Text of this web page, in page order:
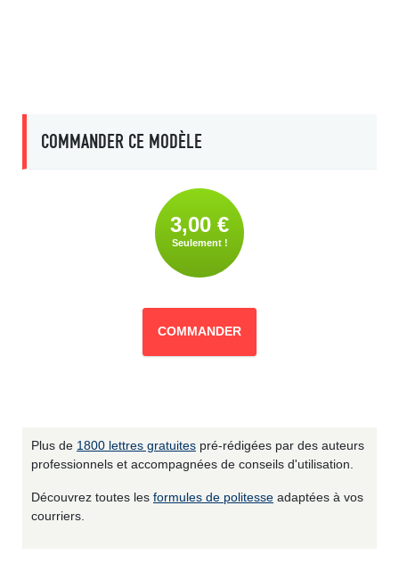
COMMANDER CE MODÈLE
3,00 €
Seulement !
COMMANDER
Plus de 1800 lettres gratuites pré-rédigées par des auteurs
professionnels et accompagnées de conseils d'utilisation.
Découvrez toutes les formules de politesse adaptées à vos
courriers.